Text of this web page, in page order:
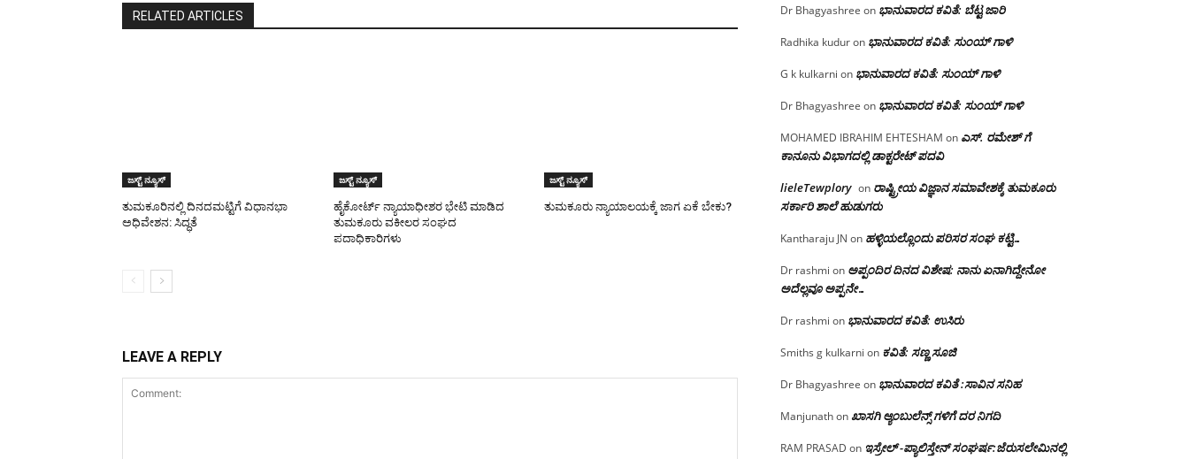
RELATED ARTICLES
ಜಸ್ಟ್ ನ್ಯೂಸ್
ತುಮಕೂರಿನಲ್ಲಿ ದಿನದಮಟ್ಟಿಗೆ ವಿಧಾನಭಾ
ಅಧಿವೇಶನ: ಸಿದ್ಧತೆ
ಜಸ್ಟ್ ನ್ಯೂಸ್
ಹೈಕೋರ್ಟ್ ನ್ಯಾಯಾಧೀಶರ ಭೇಟಿ ಮಾಡಿದ
ತುಮಕೂರು ವಕೀಲರ ಸಂಘದ
ಪದಾಧಿಕಾರಿಗಳು
ಜಸ್ಟ್ ನ್ಯೂಸ್
ತುಮಕೂರು ನ್ಯಾಯಾಲಯಕ್ಕೆ ಜಾಗ ಏಕೆ ಬೇಕು?
LEAVE A REPLY
Dr Bhagyashree on ಭಾನುವಾರದ ಕವಿತೆ: ಬೆಟ್ಟ ಜಾರಿ
Radhika kuduron ಭಾನುವಾರದ ಕವಿತೆ: ಸುಂಯ್ ಗಾಳಿ
G k kulkarni on ಭಾನುವಾರದ ಕವಿತೆ: ಸುಂಯ್ ಗಾಳಿ
Dr Bhagyashree on ಭಾನುವಾರದ ಕವಿತೆ: ಸುಂಯ್ ಗಾಳಿ
MOHAMED IBRAHIM EHTESHAM on ಎಸ್. ರಮೇಶ್ ಗೆ
ಕಾನೂನು ವಿಭಾಗದಲ್ಲಿ ಡಾಕ್ಟರೇಟ್ ಪದವಿ
lieleTewplory on ರಾಷ್ಟ್ರೀಯ ವಿಜ್ಞಾನ ಸಮಾವೇಶಕ್ಕೆ‌ ತುಮಕೂರು
ಸರ್ಕಾರಿ ಶಾಲೆ ಹುಡುಗರು
Kantharaju JN on ಹಳ್ಳಿಯಲ್ಲೊಂದು ಪರಿಸರ ಸಂಘ ಕಟ್ಟಿ…
Dr rashmi on ಅಪ್ಪಂದಿರ ದಿನದ ವಿಶೇಷ: ನಾನು ಏನಾಗಿದ್ದೇನೋ‌
ಅದೆಲ್ಲವೂ ಅಪ್ಪನೇ…
Dr rashmi on ಭಾನುವಾರದ ಕವಿತೆ: ಉಸಿರು
Smiths g kulkarni on ಕವಿತೆ: ಸಣ್ಣ ಸೂಜಿ
Dr Bhagyashree on ಭಾನುವಾರದ ಕವಿತೆ :ಸಾವಿನ ಸನಿಹ
Manjunathonಖಾಸಗಿ ಆ್ಯಂಬುಲೆನ್ಸ್ ಗಳಿಗೆ ದರ ನಿಗದಿ
RAM PRASAD on ಇಸ್ರೇಲ್ -ಪ್ಯಾಲಿಸ್ತೇನ್ ಸಂಘರ್ಷ:ಜೆರುಸಲೇಮಿನಲ್ಲಿ